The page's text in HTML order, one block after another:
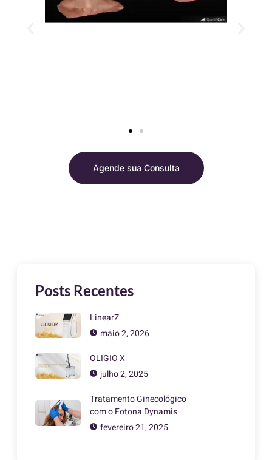
Agende sua Consulta
Posts Recentes
LinearZ
maio 2, 2026
OLIGIO X
julho 2, 2025
Tratamento Ginecológico
com o Fotona Dynamis
fevereiro 21, 2025